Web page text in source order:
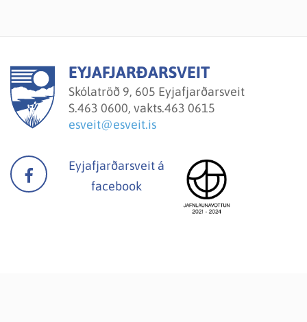
EYJAFJARÐARSVEIT
Skólatröð 9, 605 Eyjafjarðarsveit
S.463 0600, vakts.463 0615
esveit@esveit.is
Eyjafjarðarsveit á
facebook